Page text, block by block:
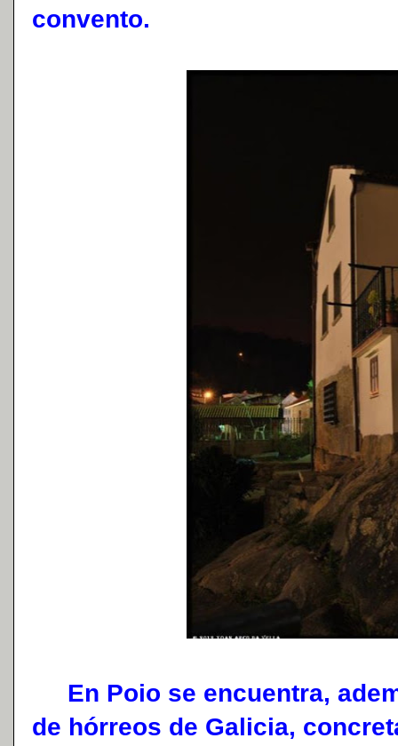
convento.
En Poio se encuentra,
de hórreos de Galicia,